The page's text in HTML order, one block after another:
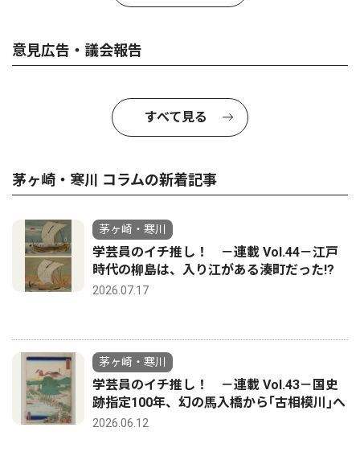
意見広告・議会報告
すべて見る
茅ヶ崎・寒川 コラムの新着記事
茅ヶ崎・寒川
学芸員のイチ推し！ －連載 Vol.44－江戸
時代の柳島は、入り江がある湊町だった!?
2026.07.17
茅ヶ崎・寒川
学芸員のイチ推し！ －連載 Vol.43－国史
跡指定100年、幻の馬入橋から｢古相模川｣へ
2026.06.12